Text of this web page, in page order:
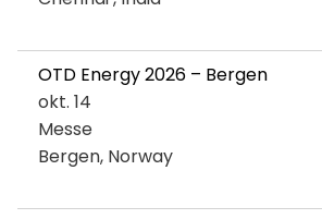
OTD Energy 2026 – Bergen
okt. 14
Messe
Bergen, Norway